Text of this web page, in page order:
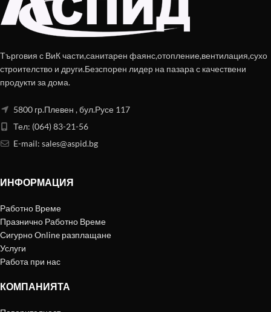
Търговия с ВиК части,санитарен фаянс,отопление,вентилация,сухо
строителство и други.Безспорен лидер на пазара с качествени
продукти за дома.
5800 гр.Плевен , бул.Русе 117
Тел: (064) 83-21-56
E-mail: sales@aspid.bg
ИНФОРМАЦИЯ
Работно Време
Празнично Работно Време
Сигурно Online разплащане
Услуги
Работа при нас
КОМПАНИЯТА